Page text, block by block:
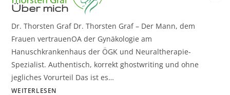
Über mich
Dr. Thorsten Graf Dr. Thorsten Graf – Der Mann, dem
Frauen vertrauenOA der Gynäkologie am
Hanuschkrankenhaus der ÖGK und Neuraltherapie-
Spezialist. Authentisch, korrekt ghostwriting und ohne
jegliches Vorurteil Das ist es…
WEITERLESEN